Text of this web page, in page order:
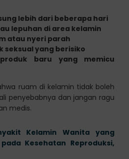
lebih dari beberapa hari
lepuhan di area kelamin
atau nyeri parah
seksual yang berisiko
produk baru yang memicu
ruam di kelamin tidak boleh
penyebabnya dan jangan ragu
medis.
Kelamin Wanita yang
Kesehatan Reproduksi,